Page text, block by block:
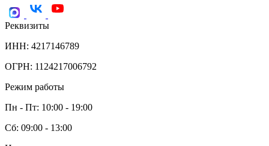
Реквизиты
ИНН: 4217146789
ОГРН: 1124217006792
Режим работы
Пн - Пт: 10:00 - 19:00
Сб: 09:00 - 13:00